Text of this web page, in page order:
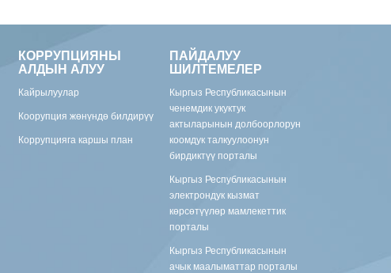
КОРРУПЦИЯНЫ
АЛДЫН АЛУУ
Кайрылуулар
Коорупция жөнүндө билдирүү
Коррупцияга каршы план
ПАЙДАЛУУ
ШИЛТЕМЕЛЕР
Кыргыз Республикасынын
ченемдик укуктук
актыларынын долбоорлорун
коомдук талкуулоонун
бирдиктүү порталы
Кыргыз Республикасынын
электрондук кызмат
көрсөтүүлөр мамлекеттик
порталы
Кыргыз Республикасынын
ачык маалыматтар порталы